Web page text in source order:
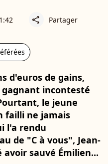
share Partager
d'euros de gains,
incontesté
le jeune
failli ne jamais
l'a rendu
de "C à vous", Jean-
avoir sauvé Émilien...